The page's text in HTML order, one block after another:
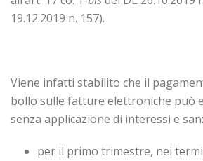
19.12.2019 n. 157).
Viene infatti stabilito che il
bollo sulle fatture elettroniche può
senza applicazione di interessi e
per il primo trimestre, nei